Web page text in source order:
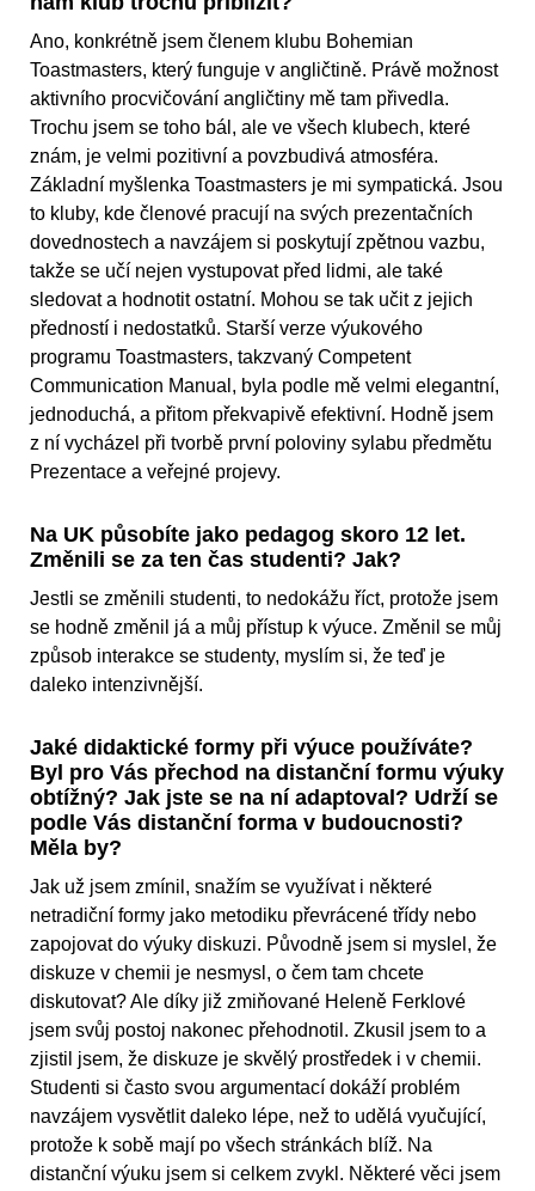
Ano, konkrétně jsem členem klubu Bohemian
Toastmasters, který funguje v angličtině. Právě možnost
aktivního procvičování angličtiny mě tam přivedla.
Trochu jsem se toho bál, ale ve všech klubech, které
znám, je velmi pozitivní a povzbudivá atmosféra.
Základní myšlenka Toastmasters je mi sympatická. Jsou
to kluby, kde členové pracují na svých prezentačních
dovednostech a navzájem si poskytují zpětnou vazbu,
takže se učí nejen vystupovat před lidmi, ale také
sledovat a hodnotit ostatní. Mohou se tak učit z jejich
předností i nedostatků. Starší verze výukového
programu Toastmasters, takzvaný Competent
Communication Manual, byla podle mě velmi elegantní,
jednoduchá, a přitom překvapivě efektivní. Hodně jsem
z ní vycházel při tvorbě první poloviny sylabu předmětu
Prezentace a veřejné projevy.
Na UK působíte jako pedagog skoro 12 let.
Změnili se za ten čas studenti? Jak?
Jestli se změnili studenti, to nedokážu říct, protože jsem
se hodně změnil já a můj přístup k výuce. Změnil se můj
způsob interakce se studenty, myslím si, že teď je
daleko intenzivnější.
Jaké didaktické formy při výuce používáte?
Byl pro Vás přechod na distanční formu výuky
obtížný? Jak jste se na ní adaptoval? Udrží se
podle Vás distanční forma v budoucnosti?
Měla by?
Jak už jsem zmínil, snažím se využívat i některé
netradiční formy jako metodiku převrácené třídy nebo
zapojovat do výuky diskuzi. Původně jsem si myslel, že
diskuze v chemii je nesmysl, o čem tam chcete
diskutovat? Ale díky již zmiňované Heleně Ferklové
jsem svůj postoj nakonec přehodnotil. Zkusil jsem to a
zjistil jsem, že diskuze je skvělý prostředek i v chemii.
Studenti si často svou argumentací dokáží problém
navzájem vysvětlit daleko lépe, než to udělá vyučující,
protože k sobě mají po všech stránkách blíž. Na
distanční výuku jsem si celkem zvykl. Některé věci jsem